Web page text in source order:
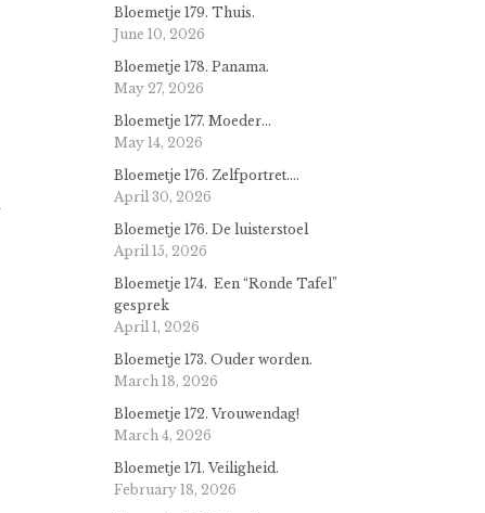
Bloemetje 179. Thuis.
June 10, 2026
Bloemetje 178. Panama.
May 27, 2026
Bloemetje 177. Moeder…
May 14, 2026
Bloemetje 176. Zelfportret….
April 30, 2026
Bloemetje 176. De luisterstoel
April 15, 2026
Bloemetje 174. Een “Ronde Tafel”
gesprek
April 1, 2026
Bloemetje 173. Ouder worden.
March 18, 2026
Bloemetje 172. Vrouwendag!
March 4, 2026
Bloemetje 171. Veiligheid.
February 18, 2026